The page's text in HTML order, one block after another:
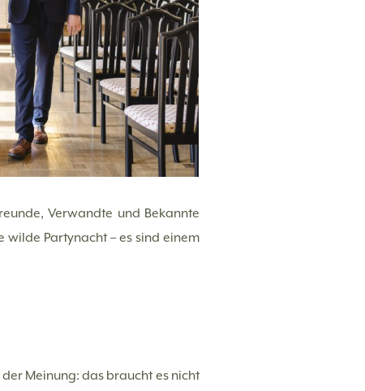
Verwandte und Bekannte
Partynacht – es sind einem
Meinung: das braucht es nicht